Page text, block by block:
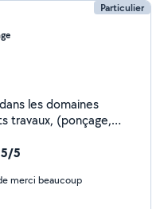
Particulier
les domaines
travaux, (ponçage,
meubles en palettes.
5
merci beaucoup